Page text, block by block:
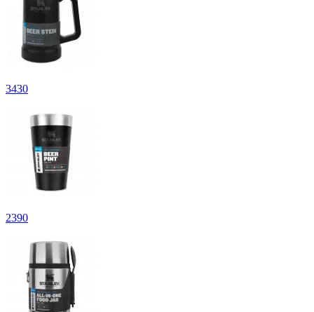
3430
2390